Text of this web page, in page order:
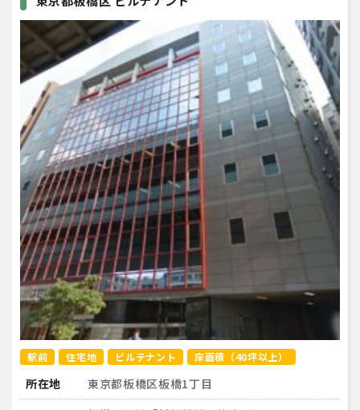
駅前 住宅地 ビルテナント 床面積（40坪以上）
所在地 東京都板橋区板橋1丁目